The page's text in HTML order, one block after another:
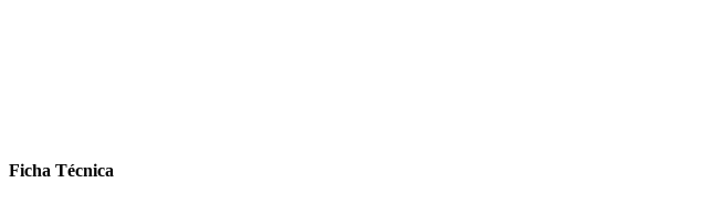
Ficha Técnica